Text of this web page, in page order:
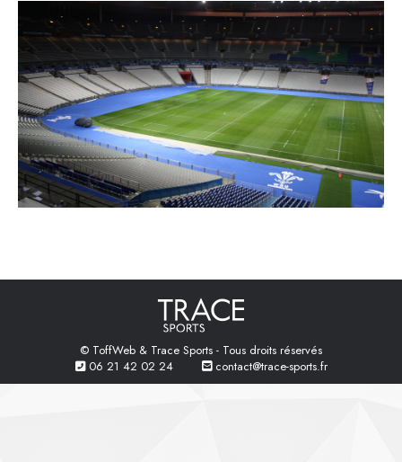
© ToffWeb & Trace Sports - Tous droits réservés
06 21 42 02 24
contact@trace-sports.fr